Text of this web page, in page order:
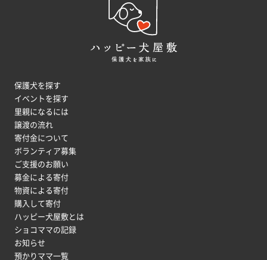
保護犬を探す
イベントを探す
里親になるには
譲渡の流れ
寄付金について
ボランティア募集
ご支援のお願い
募金による寄付
物資による寄付
購入して寄付
ハッピー犬屋敷とは
ショコママの記録
お知らせ
預かりママ一覧